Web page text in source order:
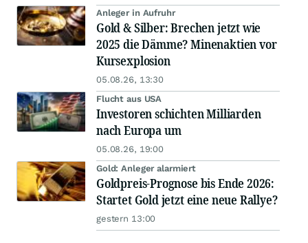
Anleger in Aufruhr
Gold & Silber: Brechen jetzt wie
2025 die Dämme? Minenaktien vor
Kursexplosion
05.08.26, 13:30
Flucht aus USA
Investoren schichten Milliarden
nach Europa um
05.08.26, 19:00
Gold: Anleger alarmiert
Goldpreis-Prognose bis Ende 2026:
Startet Gold jetzt eine neue Rallye?
gestern 13:00